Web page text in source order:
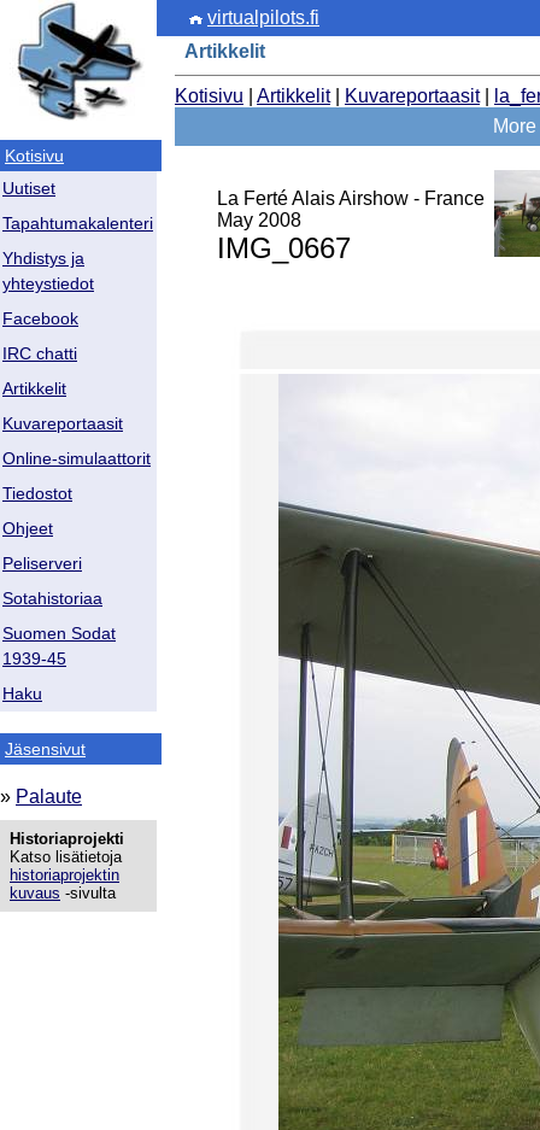
Kotisivu
Uutiset
Tapahtumakalenteri
Yhdistys ja
yhteystiedot
Facebook
IRC chatti
Artikkelit
Kuvareportaasit
Online-simulaattorit
Tiedostot
Ohjeet
Peliserveri
Sotahistoriaa
Suomen Sodat
1939-45
Haku
Jäsensivut
» Palaute
Historiaprojekti
Katso lisätietoja
historiaprojektin
kuvaus -sivulta
virtualpilots.fi
Artikkelit
Kotisivu Artikkelit| Kuvareportaasit|
La Ferté Alais Airshow - France
May 2008
IMG_0667